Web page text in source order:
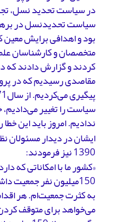
در سیاست تحدید نسل،
سیاست تحدید‌نسل در
بود و اهدافی برایش معین
متخصصان و کارشناسان
مقاصدی رسیدیم که در
سیاست را تغییر می‌دادیم،
ندادیم. امروز باید این
1390 نیز فرمودند:
«کشور ما با امکاناتی که
150میلیون نفر جمعیت
به کثرت جمعیت‌ام. هر
می‌خواهد برای متوقف